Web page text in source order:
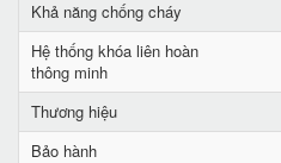
Khả năng chống cháy
Hệ thống khóa liên hoàn
thông minh
Thương hiệu
Bảo hành